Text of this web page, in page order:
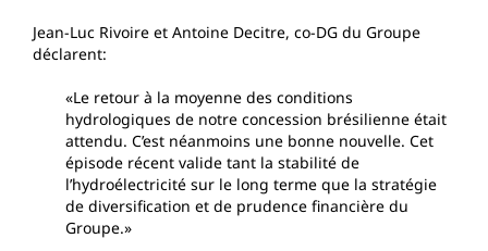
Jean-Luc Rivoire et Antoine Decitre, co-DG du Groupe
déclarent:
«Le retour à la moyenne des conditions
hydrologiques de notre concession brésilienne était
attendu. C’est néanmoins une bonne nouvelle. Cet
épisode récent valide tant la stabilité de
l’hydroélectricité sur le long terme que la stratégie
de diversification et de prudence financière du
Groupe.»